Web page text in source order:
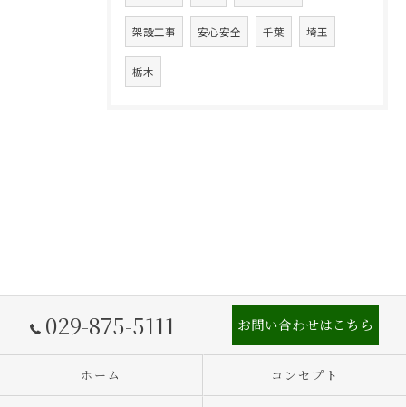
架設工事 安心安全 千葉 埼玉
栃木
029-875-5111 お問い合わせはこちら
ホーム コンセプト